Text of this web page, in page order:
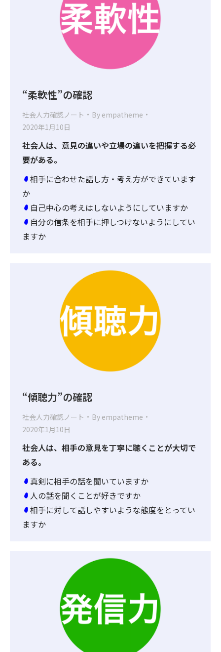
“柔軟性”の確認
社会人力確認ノート By empatheme
2020年1月10日
社会人は、意見の違いや立場の違いを把握する必
要がある。
相手に合わせた話し方・考え方ができています
か
自己中心の考えはしないようにしていますか
自分の信条を相手に押しつけないようにしてい
ますか
“傾聴力”の確認
社会人力確認ノート By empatheme
2020年1月10日
社会人は、相手の意見を丁寧に聴くことが大切で
ある。
真剣に相手の話を聞いていますか
人の話を聞くことが好きですか
相手に対して話しやすいような態度をとってい
ますか